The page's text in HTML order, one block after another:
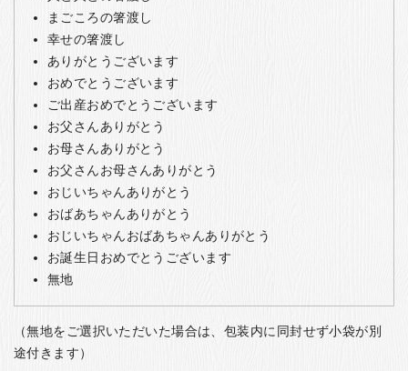
まごころの箸渡し
幸せの箸渡し
ありがとうございます
おめでとうございます
ご出産おめでとうございます
お父さんありがとう
お母さんありがとう
お父さんお母さんありがとう
おじいちゃんありがとう
おばあちゃんありがとう
おじいちゃんおばあちゃんありがとう
お誕生日おめでとうございます
無地
（無地をご選択いただいた場合は、包装内に同封せず小袋が別
途付きます）